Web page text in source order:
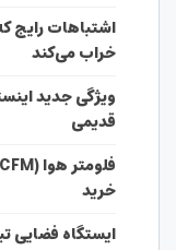
اشتباهات رایج
خراب می‌کند
ویژگی جدید
قدیمی
خرید
ایستگاه فضایی